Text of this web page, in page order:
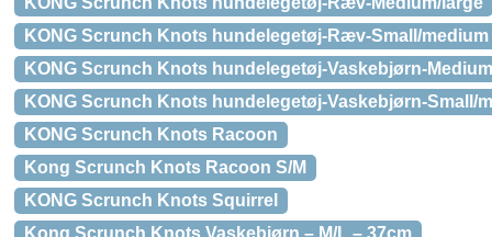
KONG Scrunch Knots hundelegetøj-Ræv-Small/medium
KONG Scrunch Knots hundelegetøj-Vaskebjørn-
KONG Scrunch Knots hundelegetøj-Vaskebjørn-Small/
KONG Scrunch Knots Racoon
Kong Scrunch Knots Racoon S/M
KONG Scrunch Knots Squirrel
Kong Scrunch Knots Vaskebjørn – M/L – 37cm